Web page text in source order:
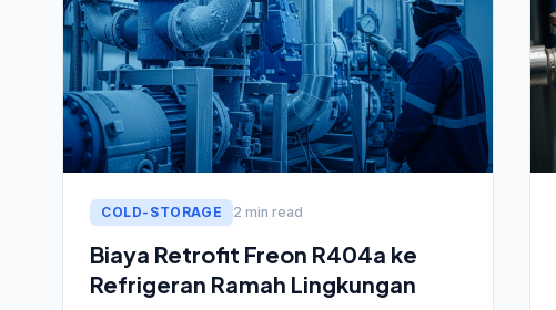
COLD-STORAGE 2 min read
Biaya Retrofit Freon R404a ke
Refrigeran Ramah Lingkungan